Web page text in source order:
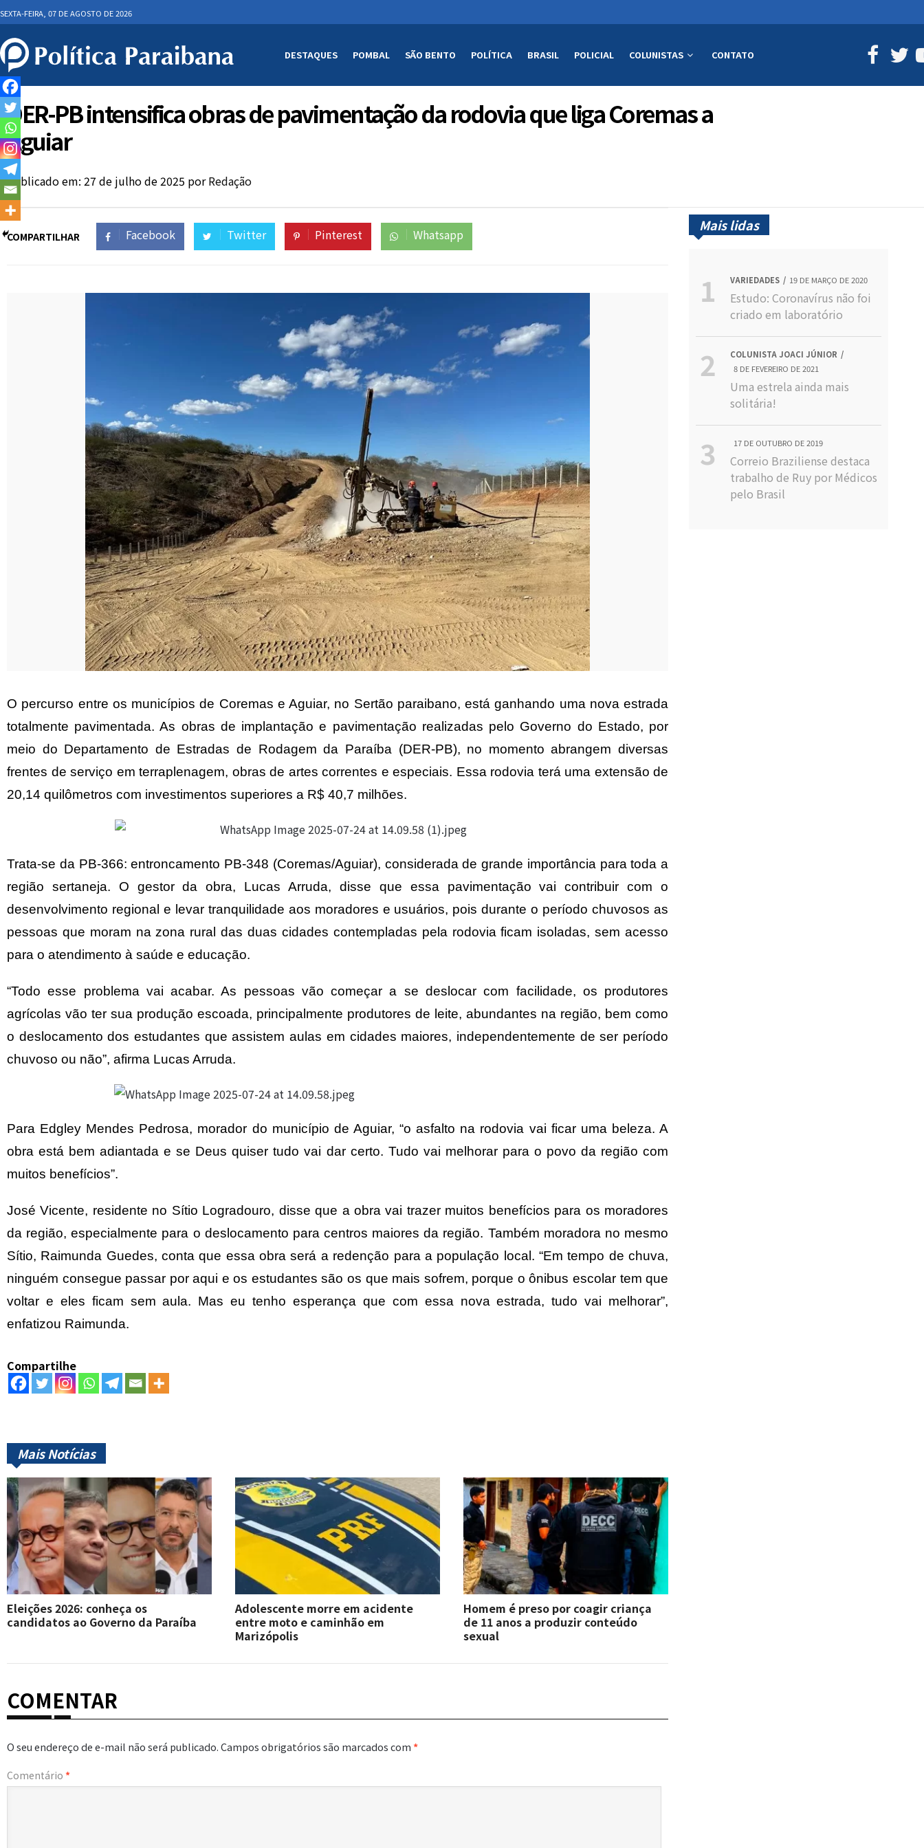
SEXTA-FEIRA, 07 DE AGOSTO DE 2026
DESTAQUES POMBAL SÃO BENTO POLÍTICA BRASIL POLICIAL COLUNISTAS CONTATO
DER-PB intensifica obras de pavimentação da rodovia que liga Coremas a
Aguiar
Publicado em: 27 de julho de 2025 porRedação
COMPARTILHAR Facebook Twitter Pinterest Whatsapp
O percurso entre os municípios de Coremas e Aguiar, no Sertão paraibano, está ganhando uma nova estrada
totalmente pavimentada. As obras de implantação e pavimentação realizadas pelo Governo do Estado, por
meio do Departamento de Estradas de Rodagem da Paraíba (DER-PB), no momento abrangem diversas
frentes de serviço em terraplenagem, obras de artes correntes e especiais. Essa rodovia terá uma extensão de
20,14 quilômetros com investimentos superiores a R$ 40,7 milhões.
Trata-se da PB-366: entroncamento PB-348 (Coremas/Aguiar), considerada de grande importância para toda a
região sertaneja. O gestor da obra, Lucas Arruda, disse que essa pavimentação vai contribuir com o
desenvolvimento regional e levar tranquilidade aos moradores e usuários, pois durante o período chuvosos as
pessoas que moram na zona rural das duas cidades contempladas pela rodovia ficam isoladas, sem acesso
para o atendimento à saúde e educação.
“Todo esse problema vai acabar. As pessoas vão começar a se deslocar com facilidade, os produtores
agrícolas vão ter sua produção escoada, principalmente produtores de leite, abundantes na região, bem como
o deslocamento dos estudantes que assistem aulas em cidades maiores, independentemente de ser período
chuvoso ou não”, afirma Lucas Arruda.
Para Edgley Mendes Pedrosa, morador do município de Aguiar, “o asfalto na rodovia vai ficar uma beleza. A
obra está bem adiantada e se Deus quiser tudo vai dar certo. Tudo vai melhorar para o povo da região com
muitos benefícios”.
José Vicente, residente no Sítio Logradouro, disse que a obra vai trazer muitos benefícios para os moradores
da região, especialmente para o deslocamento para centros maiores da região. Também moradora no mesmo
Sítio, Raimunda Guedes, conta que essa obra será a redenção para a população local. “Em tempo de chuva,
ninguém consegue passar por aqui e os estudantes são os que mais sofrem, porque o ônibus escolar tem que
voltar e eles ficam sem aula. Mas eu tenho esperança que com essa nova estrada, tudo vai melhorar”,
enfatizou Raimunda.
Compartilhe
Mais Notícias
Eleições 2026: conheça os
candidatos ao Governo da Paraíba
Adolescente morre em acidente
entre moto e caminhão em
Marizópolis
Homem é preso por coagir criança
de 11 anos a produzir conteúdo
sexual
COMENTAR
O seu endereço de e-mail não será publicado.Campos obrigatórios são marcados com*
Comentário *
Mais lidas
VARIEDADES 19 DE MARÇO DE 2020
Estudo: Coronavírus não foi
criado em laboratório
COLUNISTA JOACI JÚNIOR
8 DE FEVEREIRO DE 2021
Uma estrela ainda mais
solitária!
17 DE OUTUBRO DE 2019
Correio Braziliense destaca
trabalho de Ruy por Médicos
pelo Brasil